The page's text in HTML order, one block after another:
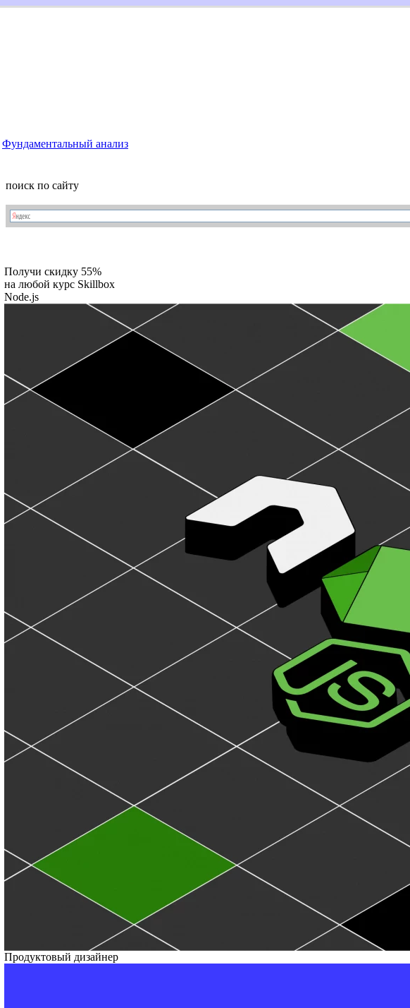
Фундаментальный анализ
поиск по сайту
Получи скидку 55%
на любой курс Skillbox
Node.js
Продуктовый дизайнер